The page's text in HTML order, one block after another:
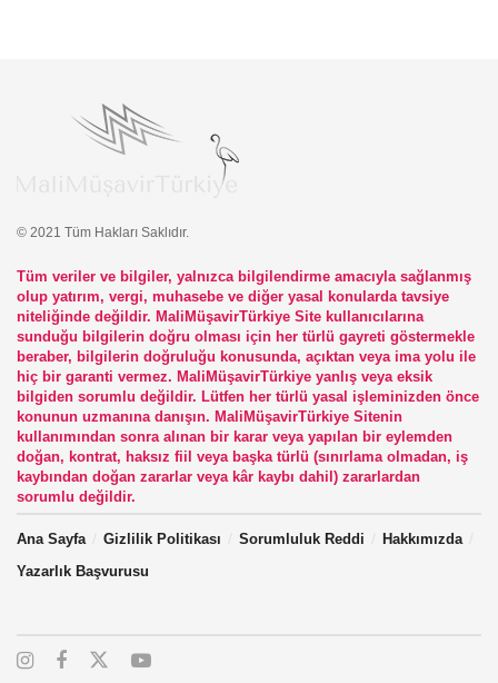
© 2021 Tüm Hakları Saklıdır.
Tüm veriler ve bilgiler, yalnızca bilgilendirme amacıyla sağlanmış
olup yatırım, vergi, muhasebe ve diğer yasal konularda tavsiye
niteliğinde değildir. MaliMüşavirTürkiye Site kullanıcılarına
sunduğu bilgilerin doğru olması için her türlü gayreti göstermekle
beraber, bilgilerin doğruluğu konusunda, açıktan veya ima yolu ile
hiç bir garanti vermez. MaliMüşavirTürkiye yanlış veya eksik
bilgiden sorumlu değildir. Lütfen her türlü yasal işleminizden önce
konunun uzmanına danışın. MaliMüşavirTürkiye Sitenin
kullanımından sonra alınan bir karar veya yapılan bir eylemden
doğan, kontrat, haksız fiil veya başka türlü (sınırlama olmadan, iş
kaybından doğan zararlar veya kâr kaybı dahil) zararlardan
sorumlu değildir.
Ana Sayfa Gizlilik Politikası Sorumluluk Reddi
Hakkımızda
Yazarlık Başvurusu